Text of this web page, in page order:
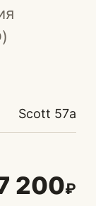
Scott 57а
200₽